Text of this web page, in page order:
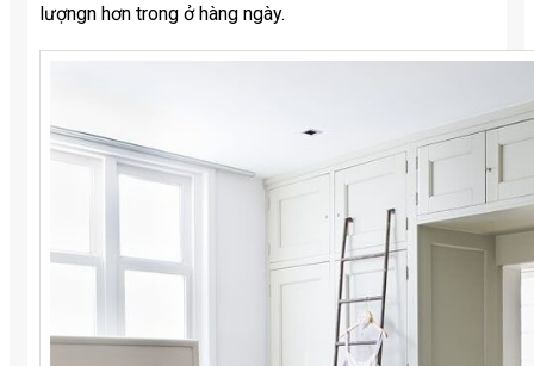
lượngn hơn trong ở hàng ngày.